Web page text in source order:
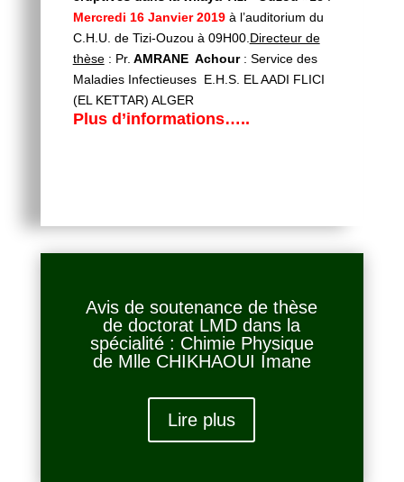
Mercredi 16 Janvier 2019 à l’auditorium du
C.H.U. de Tizi-Ouzou à 09H00. Directeur de
thèse: Pr. AMRANE Achour: Service des
Maladies Infectieuses E.H.S. EL AADI FLICI
(EL KETTAR) ALGER
Plus d’informations…..
Avis de soutenance de thèse
de doctorat LMD dans la
spécialité : Chimie Physique
de Mlle CHIKHAOUI Imane
Lire plus